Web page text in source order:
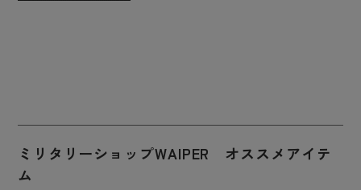
ミリタリーショップWAIPER オススメアイテ
ム